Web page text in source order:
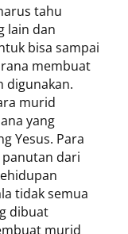
tahu
lain dan
bisa sampai
membuat
digunakan.
murid
yang
Yesus. Para
dari
tidak semua
dibuat
murid